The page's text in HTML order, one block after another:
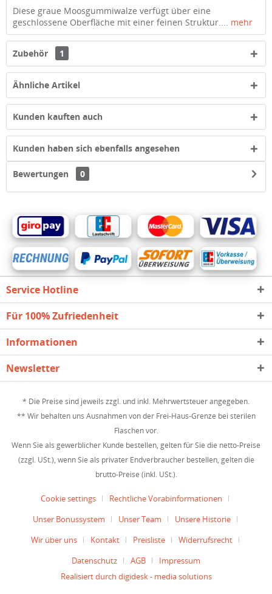
Diese graue Moosgummiwalze verfügt über eine
geschlossene Oberfläche mit einer feinen Struktur.... mehr
Zubehör 1
Ähnliche Artikel
Kunden kauften auch
Kunden haben sich ebenfalls angesehen
Bewertungen 0
Service Hotline
Für 100% Zufriedenheit
Informationen
Newsletter
* Die Preise sind jeweils zzgl. und inkl. Mehrwertsteuer angegeben.
** Wir behalten uns Ausnahmen von der Frei-Haus-Grenze bei sterilen
Flaschen vor.
Wenn Sie als gewerblicher Kunde bestellen, gelten für Sie die netto-Preise
(zzgl. USt.), wenn Sie als privater Endverbraucher bestellen, gelten die
brutto-Preise (inkl. USt.).
Cookie settings
Rechtliche Vorabinformationen
Unser Bonussystem
Unser Team
Unsere Historie
Wir über uns
Kontakt Preisliste
Widerrufsrecht
Datenschutz
AGB
Impressum
Realisiert durch digidesk - media solutions